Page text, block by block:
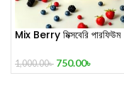
Mix Berry মিক্সবেরি পারফিউম
1,000.00৳ 750.00৳